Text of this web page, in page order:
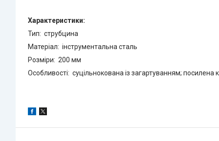
Характеристики:
Тип: струбцина
Матеріал: інструментальна сталь
Розміри: 200 мм
Особливості: суцільнокована із загартуванням; посилена